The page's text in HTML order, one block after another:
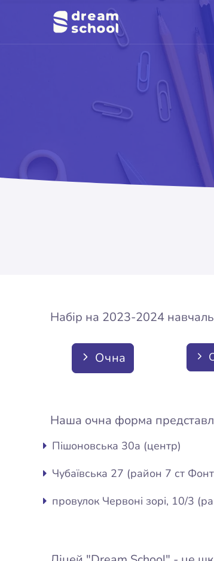
Набір на 2023-2024
Очна
Наша очна форма
Пішоновська 30а (центр)
Чубаївська 27 (район 7 ст
провулок Червоні зорі, 10/3